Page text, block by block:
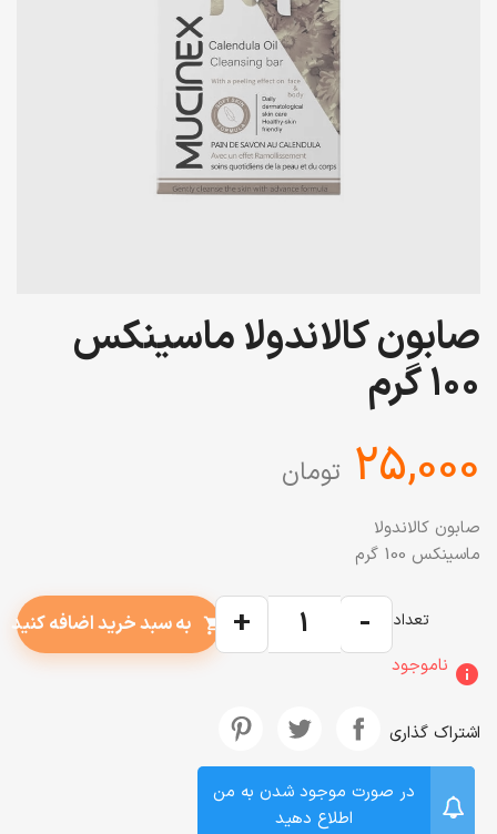
صابون کالاندولا ماسینکس
100 گرم
‎25,000 تومان
صابون کالاندولا
ماسینکس 100 گرم
تعداد -
+
shopping_cart به سبد خرید اضافه کنید
info ناموجود
اشتراک گذاری
در صورت موجود شدن به من
اطلاع دهید